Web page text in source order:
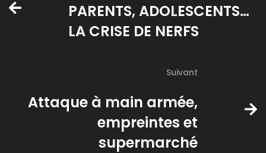
PARENTS, ADOLESCENTS…
LA CRISE DE NERFS
Suivant
Attaque à main armée,
empreintes et
supermarché